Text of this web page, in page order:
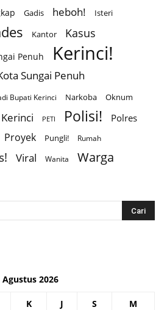
Gadis heboh! Isteri
Kantor Kasus
Penuh Kerinci!
Sungai Penuh
Bupati Kerinci Narkoba Oknum
PETI Polisi!
Polres
Proyek Pungli! Rumah
Viral Wanita Warga
Agustus 2026
K J S M